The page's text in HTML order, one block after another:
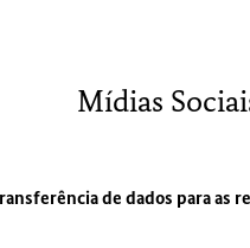
Mídias
de dados para as